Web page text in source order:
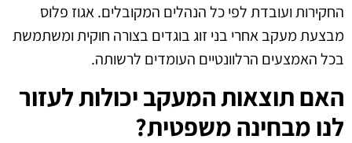
החקירות ועובדת לפי כל הנהלים המקובלים. אגוז פלוס
מבצעת מעקב אחרי בני זוג בוגדים בצורה חוקית ומשתמשת
בכל האמצעים הרלוונטיים העומדים לרשותה.
האם תוצאות המעקב יכולות לעזור
לנו מבחינה משפטית?